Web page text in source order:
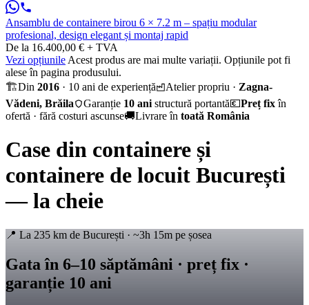
Ansamblu de containere birou 6 × 7.2 m – spațiu modular
profesional, design elegant și montaj rapid
De la 16.400,00 € + TVA
Vezi opțiunile Acest produs are mai multe variații. Opțiunile pot fi
alese în pagina produsului.
🏗️Din 2016 · 10 ani de experiență Atelier propriu · Zagna-
Vădeni, Brăila
Garanție 10 ani structură portantă💶Preț fixîn
ofertă · fără costuri ascunse🚚Livrare în toată România
Case din containere și
containere de locuit București
— la cheie
📍 La 235 km de București · ~3h 15m pe șosea
Gata în 6–10 săptămâni · preț fix ·
garanție 10 ani